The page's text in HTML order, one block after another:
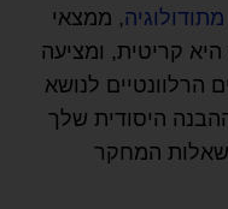
מתודולוגיה, ממצאי
קריטית, ומציעה
הרלוונטיים לנושא
היסודית שלך
המחקר